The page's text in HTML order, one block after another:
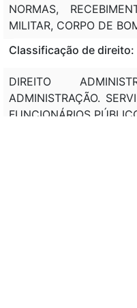
NORMAS,
MILITAR, CORPO DE
Classificação de direito:
DIREITO
ADMINISTRAÇÃO.
FUNCIONÁRIOS